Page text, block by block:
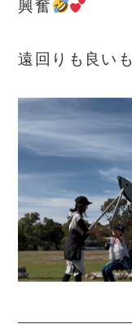
興奮
遠回りも良い